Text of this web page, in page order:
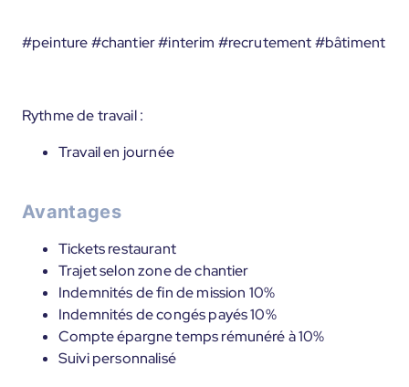
#peinture #chantier #interim #recrutement #bâtiment
Rythme de travail :
Travail en journée
Avantages
Tickets restaurant
Trajet selon zone de chantier
Indemnités de fin de mission 10%
Indemnités de congés payés 10%
Compte épargne temps rémunéré à 10%
Suivi personnalisé